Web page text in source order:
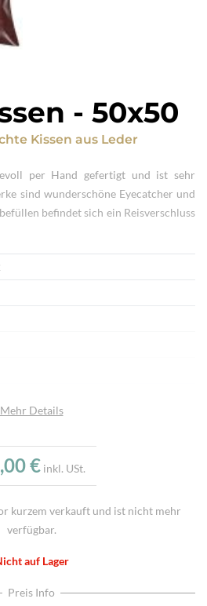
- 50x50
Kissen aus Leder
per Hand gefertigt und ist sehr
sind wunderschöne Eyecatcher und
befindet sich ein Reisverschluss
Kissen, Feine Materialqualität,
ohne Füllung
Mehr Details
€ inkl. USt.
kurzem verkauft und ist nicht mehr
verfügbar.
auf Lager
Preis Info